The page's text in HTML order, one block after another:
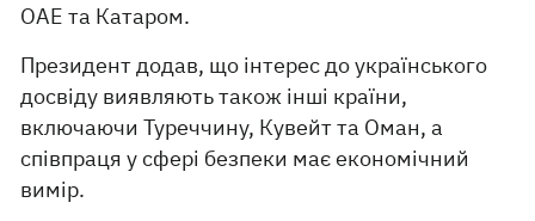
ОАЕ та Катаром.
Президент додав, що інтерес до українського
досвіду виявляють також інші країни,
включаючи Туреччину, Кувейт та Оман, а
співпраця у сфері безпеки має економічний
вимір.